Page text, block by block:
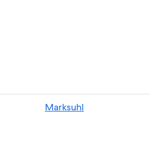
Marksuhl